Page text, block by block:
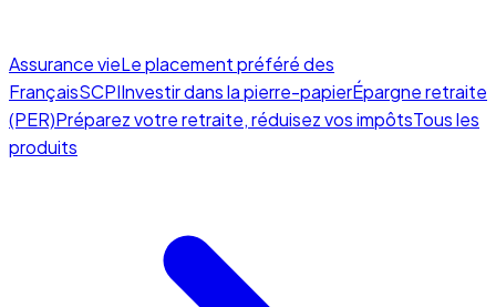
Assurance vieLe placement préféré des
FrançaisSCPIInvestir dans la pierre-papierÉpargne retraite
(PER)Préparez votre retraite, réduisez vos impôtsTous les
produits